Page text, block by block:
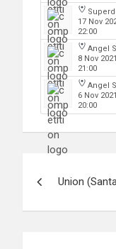
17 Nov
22:00
Angel
8 Nov 2021
21:00
Angel
6 Nov 2021
20:00
Union